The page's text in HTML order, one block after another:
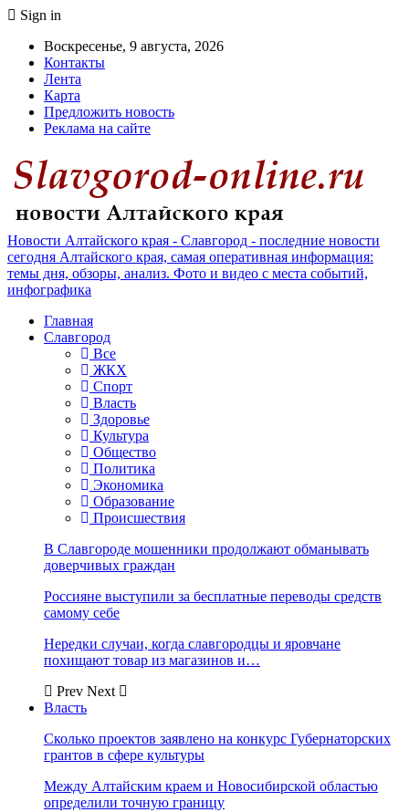
Sign in
Воскресенье, 9 августа, 2026
Контакты
Лента
Карта
Предложить новость
Реклама на сайте
Новости Алтайского края - Славгород - последние новости
сегодня Алтайского края, самая оперативная информация:
темы дня, обзоры, анализ. Фото и видео с места событий,
инфографика
Главная
Славгород
Все
ЖКХ
Спорт
Власть
Здоровье
Культура
Общество
Политика
Экономика
Образование
Происшествия
В Славгороде мошенники продолжают обманывать
доверчивых граждан
Россияне выступили за бесплатные переводы средств
самому себе
Нередки случаи, когда славгородцы и яровчане
похищают товар из магазинов и…
Prev Next
Власть
Сколько проектов заявлено на конкурс Губернаторских
грантов в сфере культуры
Между Алтайским краем и Новосибирской областью
определили точную границу